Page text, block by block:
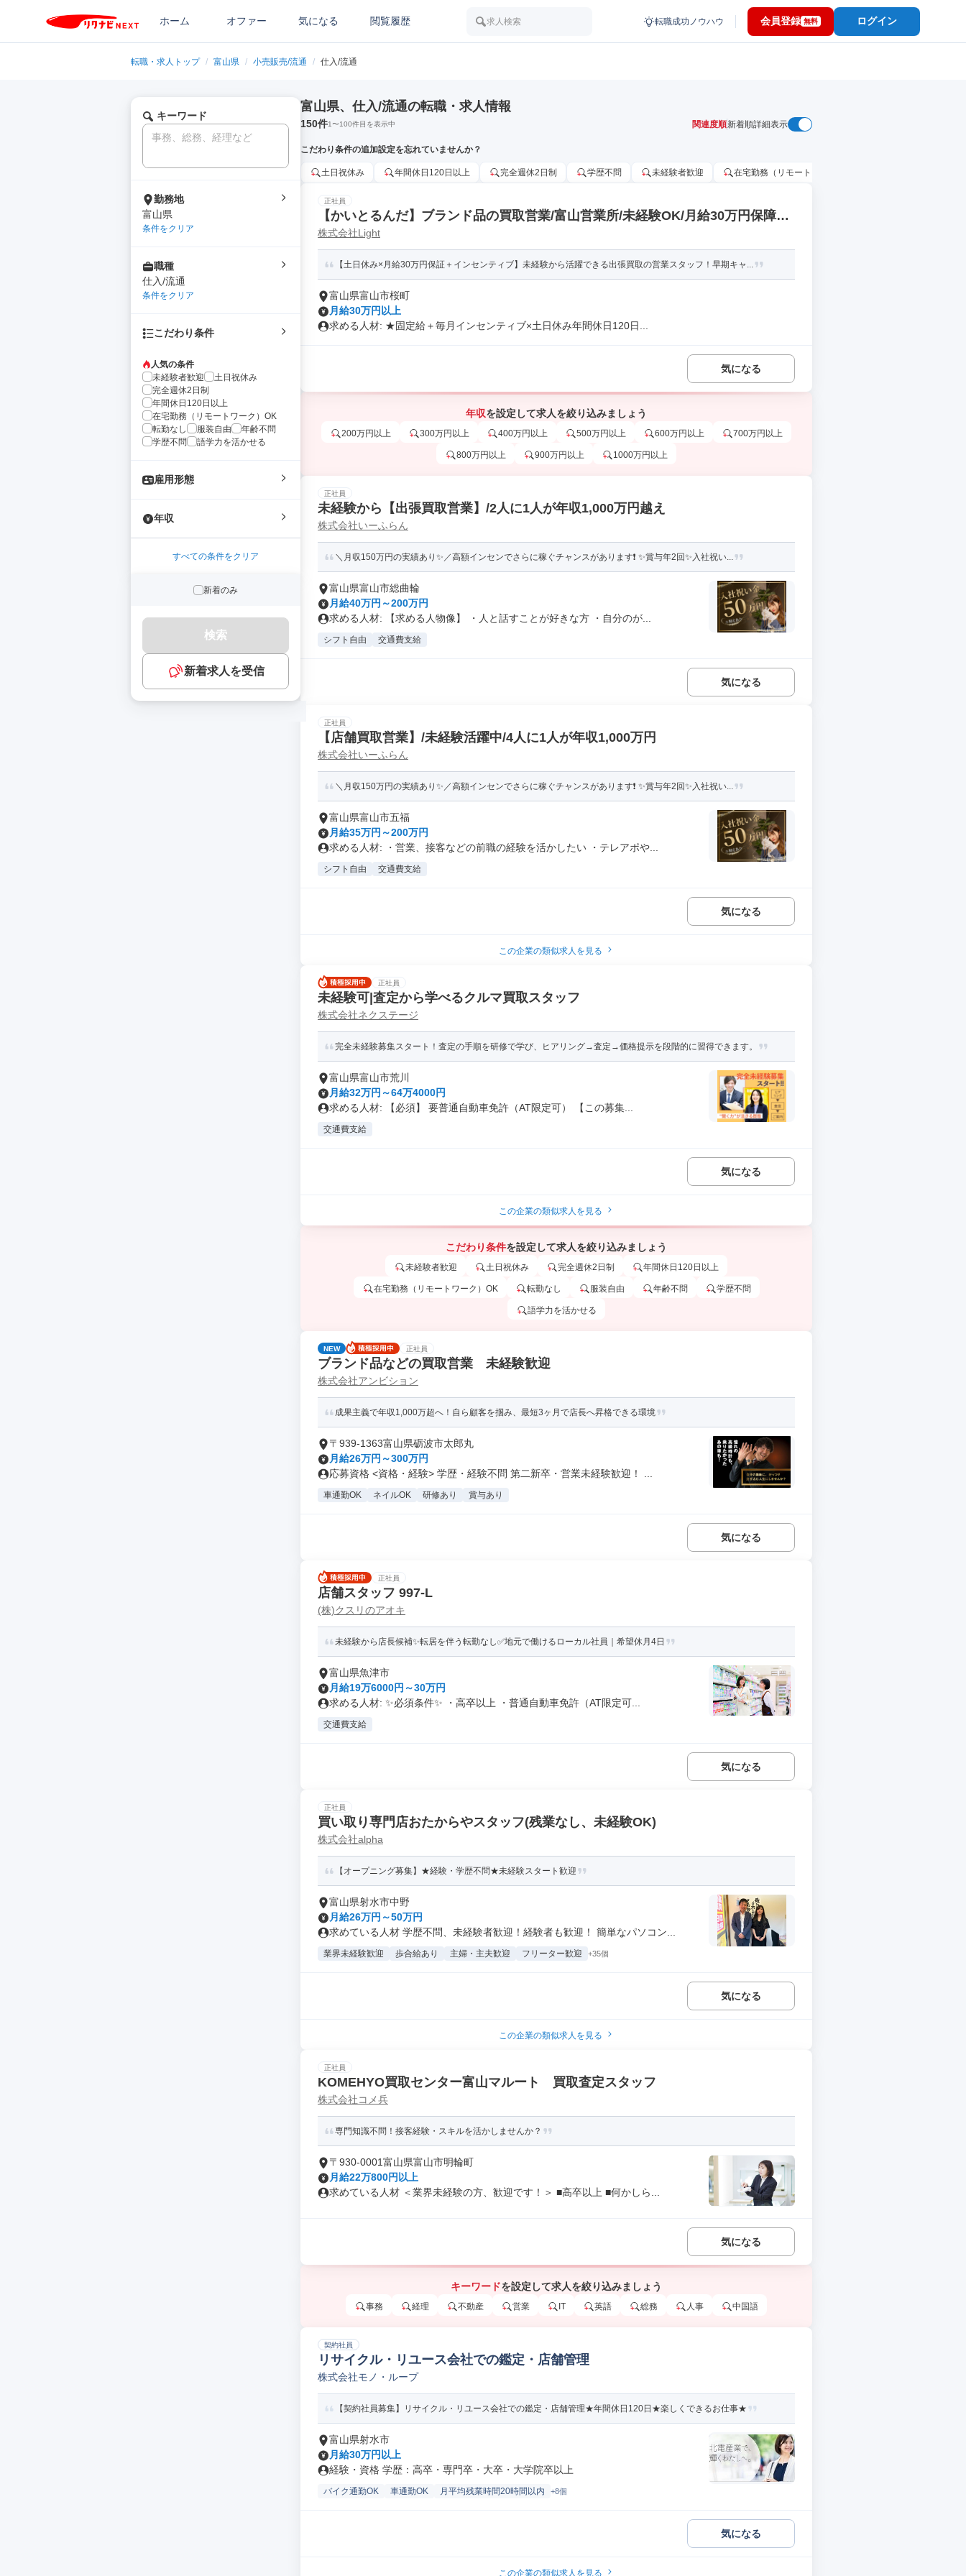
ホーム オファー 気になる 閲覧履歴 求人検索 転職成功ノウハウ 会員登録 無料 ログイン
転職・求人トップ / 富山県 / 小売販売/流通 / 仕入/流通
キーワード
勤務地
富山県
条件をクリア
職種
仕入/流通
条件をクリア
こだわり条件
人気の条件
未経験者歓迎
土日祝休み
完全週休2日制
年間休日120日以上
在宅勤務（リモートワーク）OK
転勤なし
服装自由
年齢不問
学歴不問
語学力を活かせる
雇用形態
年収
すべての条件をクリア
新着のみ
検索
新着求人を受信
富山県、仕入/流通の転職・求人情報
150件1〜100件目を表示中 関連度順新着順詳細表示
こだわり条件の追加設定を忘れていませんか？
土日祝休み 年間休日120日以上 完全週休2日制 学歴不問 未経験者歓迎 在宅勤務（リモートワーク）OK
正社員
【かいとるんだ】ブランド品の買取営業/富山営業所/未経験OK/月給30万円保障
+毎月インセン
株式会社Light
【土日休み×月給30万円保証＋インセンティブ】未経験から活躍できる出張買取の営業スタッフ！早期キャ...
富山県富山市桜町
月給30万円以上
求める人材: ★固定給＋毎月インセンティブ×土日休み年間休日120日...
気になる
年収を設定して求人を絞り込みましょう
200万円以上 300万円以上 400万円以上 500万円以上 600万円以上 700万円以上
800万円以上 900万円以上 1000万円以上
正社員
未経験から【出張買取営業】/2人に1人が年収1,000万円越え
株式会社いーふらん
＼月収150万円の実績あり✨／高額インセンでさらに稼ぐチャンスがあります❗ ✨賞与年2回✨入社祝い...
富山県富山市総曲輪
月給40万円～200万円
求める人材: 【求める人物像】 ・人と話すことが好きな方 ・自分のが...
シフト自由 交通費支給
気になる
正社員
【店舗買取営業】/未経験活躍中/4人に1人が年収1,000万円
株式会社いーふらん
＼月収150万円の実績あり✨／高額インセンでさらに稼ぐチャンスがあります❗ ✨賞与年2回✨入社祝い...
富山県富山市五福
月給35万円～200万円
求める人材: ・営業、接客などの前職の経験を活かしたい ・テレアポや...
シフト自由 交通費支給
気になる
この企業の類似求人を見る
正社員
未経験可|査定から学べるクルマ買取スタッフ
株式会社ネクステージ
完全未経験募集スタート！査定の手順を研修で学び、ヒアリング→査定→価格提示を段階的に習得できます。
富山県富山市荒川
月給32万円～64万4000円
求める人材: 【必須】 要普通自動車免許（AT限定可） 【この募集...
交通費支給
気になる
この企業の類似求人を見る
こだわり条件を設定して求人を絞り込みましょう
未経験者歓迎 土日祝休み 完全週休2日制 年間休日120日以上
在宅勤務（リモートワーク）OK 転勤なし 服装自由 年齢不問 学歴不問
語学力を活かせる
NEW 正社員
ブランド品などの買取営業 未経験歓迎
株式会社アンビション
成果主義で年収1,000万超へ！自ら顧客を掴み、最短3ヶ月で店長へ昇格できる環境
〒939-1363富山県砺波市太郎丸
月給26万円～300万円
応募資格 <資格・経験> 学歴・経験不問 第二新卒・営業未経験歓迎！ ...
車通勤OK ネイルOK 研修あり 賞与あり
気になる
正社員
店舗スタッフ 997-L
(株)クスリのアオキ
未経験から店長候補✨転居を伴う転勤なし✅地元で働けるローカル社員｜希望休月4日
富山県魚津市
月給19万6000円～30万円
求める人材: ✨必須条件✨ ・高卒以上 ・普通自動車免許（AT限定可...
交通費支給
気になる
正社員
買い取り専門店おたからやスタッフ(残業なし、未経験OK)
株式会社alpha
【オープニング募集】★経験・学歴不問★未経験スタート歓迎
富山県射水市中野
月給26万円～50万円
求めている人材 学歴不問、未経験者歓迎！経験者も歓迎！ 簡単なパソコン...
業界未経験歓迎 歩合給あり 主婦・主夫歓迎 フリーター歓迎 +35個
気になる
この企業の類似求人を見る
正社員
KOMEHYO買取センター富山マルート 買取査定スタッフ
株式会社コメ兵
専門知識不問！接客経験・スキルを活かしませんか？
〒930-0001富山県富山市明輪町
月給22万800円以上
求めている人材 ＜業界未経験の方、歓迎です！＞ ■高卒以上 ■何かしら...
気になる
キーワードを設定して求人を絞り込みましょう
事務 経理 不動産 営業 IT 英語 総務 人事 中国語
契約社員
リサイクル・リユース会社での鑑定・店舗管理
株式会社モノ・ループ
【契約社員募集】リサイクル・リユース会社での鑑定・店舗管理★年間休日120日★楽しくできるお仕事★
富山県射水市
月給30万円以上
経験・資格 学歴：高卒・専門卒・大卒・大学院卒以上
バイク通勤OK 車通勤OK 月平均残業時間20時間以内 +8個
気になる
この企業の類似求人を見る